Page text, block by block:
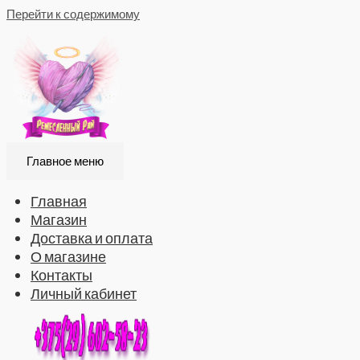
Перейти к содержимому
Главное меню
Главная
Магазин
Доставка и оплата
О магазине
Контакты
Личный кабинет